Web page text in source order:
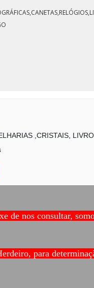
,CRISTAIS,
de nos consultar,
para